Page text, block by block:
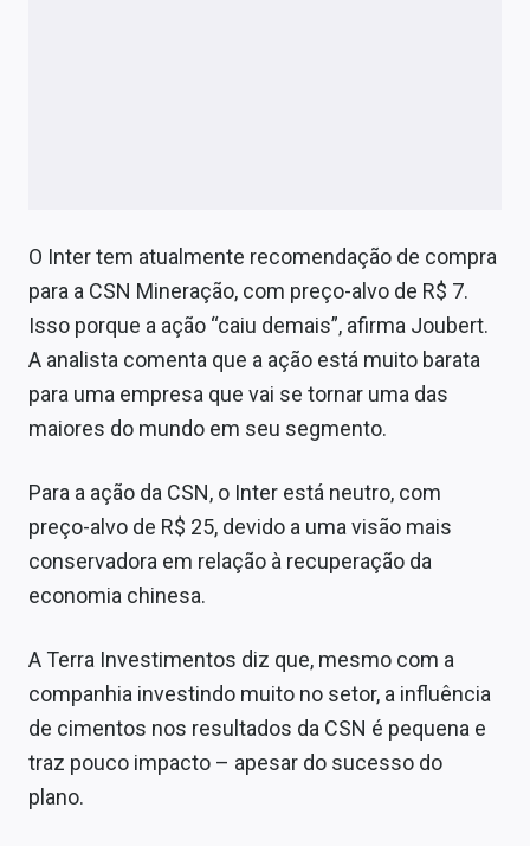
O Inter tem atualmente recomendação de compra
para a CSN Mineração, com preço-alvo de R$ 7.
Isso porque a ação “caiu demais”, afirma Joubert.
A analista comenta que a ação está muito barata
para uma empresa que vai se tornar uma das
maiores do mundo em seu segmento.
Para a ação da CSN, o Inter está neutro, com
preço-alvo de R$ 25, devido a uma visão mais
conservadora em relação à recuperação da
economia chinesa.
A Terra Investimentos diz que, mesmo com a
companhia investindo muito no setor, a influência
de cimentos nos resultados da CSN é pequena e
traz pouco impacto – apesar do sucesso do
plano.